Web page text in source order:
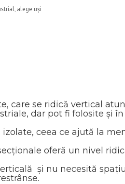
alege uși
care se ridică vertical
dar pot fi folosite și
izolate, ceea ce ajută la
oferă un nivel
și nu necesită